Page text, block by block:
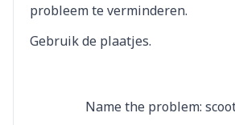
probleem te verminderen.
Gebruik de plaatjes.
Name the problem: